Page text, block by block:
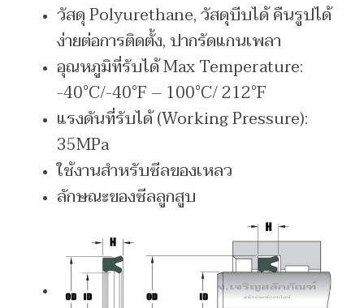
วัสดุ Polyurethane, วัสดุบีบได้ คืนรูปได้
ง่ายต่อการติดตั้ง, ปากรัดแกนเพลา
อุณหภูมิที่รับได้ Max Temperature:
-40°C/-40°F – 100°C/ 212°F
แรงดันที่รับได้ (Working Pressure):
35MPa
ใช้งานสำหรับซีลของเหลว
ลักษณะของซีลลูกสูบ